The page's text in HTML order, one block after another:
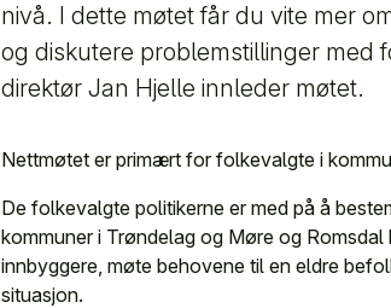
nivå. I dette møtet får du vite mer
og diskutere problemstillinger med
direktør Jan Hjelle innleder møtet.
Nettmøtet er primært for folkevalgte i
De folkevalgte politikerne er med på å
kommuner i Trøndelag og Møre og
innbyggere, møte behovene til en eldre
situasjon.